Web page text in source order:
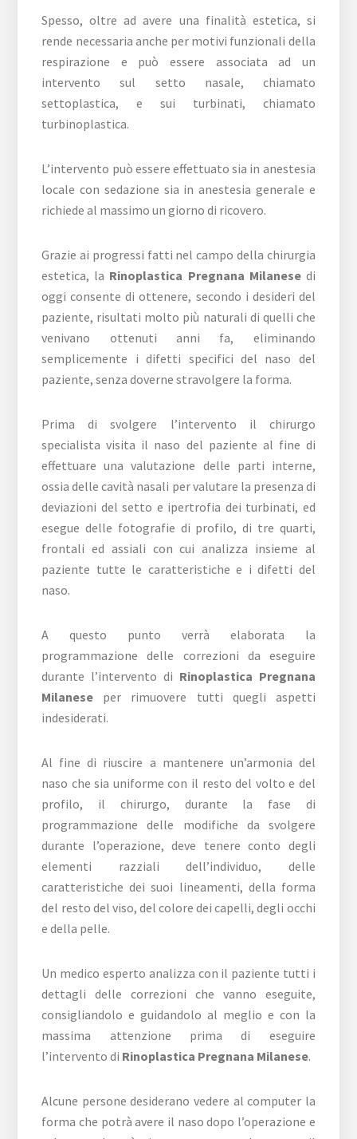
Spesso, oltre ad avere una finalità estetica, si
rende necessaria anche per motivi funzionali della
respirazione e può essere associata ad un
intervento sul setto nasale, chiamato
settoplastica, e sui turbinati, chiamato
turbinoplastica.
L’intervento può essere effettuato sia in anestesia
locale con sedazione sia in anestesia generale e
richiede al massimo un giorno di ricovero.
Grazie ai progressi fatti nel campo della chirurgia
estetica, la Rinoplastica Pregnana Milanesedi
oggi consente di ottenere, secondo i desideri del
paziente, risultati molto più naturali di quelli che
venivano ottenuti anni fa, eliminando
semplicemente i difetti specifici del naso del
paziente, senza doverne stravolgere la forma.
Prima di svolgere l’intervento il chirurgo
specialista visita il naso del paziente al fine di
effettuare una valutazione delle parti interne,
ossia delle cavità nasali per valutare la presenza di
deviazioni del setto e ipertrofia dei turbinati, ed
esegue delle fotografie di profilo, di tre quarti,
frontali ed assiali con cui analizza insieme al
paziente tutte le caratteristiche e i difetti del
naso.
A questo punto verrà elaborata la
programmazione delle correzioni da eseguire
durante l’intervento di Rinoplastica Pregnana
Milanese per rimuovere tutti quegli aspetti
indesiderati.
Al fine di riuscire a mantenere un’armonia del
naso che sia uniforme con il resto del volto e del
profilo, il chirurgo, durante la fase di
programmazione delle modifiche da svolgere
durante l’operazione, deve tenere conto degli
elementi razziali dell’individuo, delle
caratteristiche dei suoi lineamenti, della forma
del resto del viso, del colore dei capelli, degli occhi
e della pelle.
Un medico esperto analizza con il paziente tutti i
dettagli delle correzioni che vanno eseguite,
consigliandolo e guidandolo al meglio e con la
massima attenzione prima di eseguire
l’intervento di Rinoplastica Pregnana Milanese.
Alcune persone desiderano vedere al computer la
forma che potrà avere il naso dopo l’operazione e